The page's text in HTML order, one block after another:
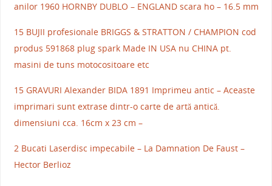
anilor 1960 HORNBY DUBLO – ENGLAND scara ho – 16.5 mm
15 BUJII profesionale BRIGGS & STRATTON / CHAMPION cod
produs 591868 plug spark Made IN USA nu CHINA pt.
masini de tuns motocositoare etc
15 GRAVURI Alexander BIDA 1891 Imprimeu antic – Aceaste
imprimari sunt extrase dintr-o carte de artă antică.
dimensiuni cca. 16cm x 23 cm –
2 Bucati Laserdisc impecabile – La Damnation De Faust –
Hector Berlioz